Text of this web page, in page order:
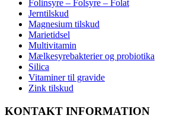
Folinsyre – Folsyre – Folat
Jerntilskud
Magnesium tilskud
Marietidsel
Multivitamin
Mælkesyrebakterier og probiotika
Silica
Vitaminer til gravide
Zink tilskud
KONTAKT INFORMATION